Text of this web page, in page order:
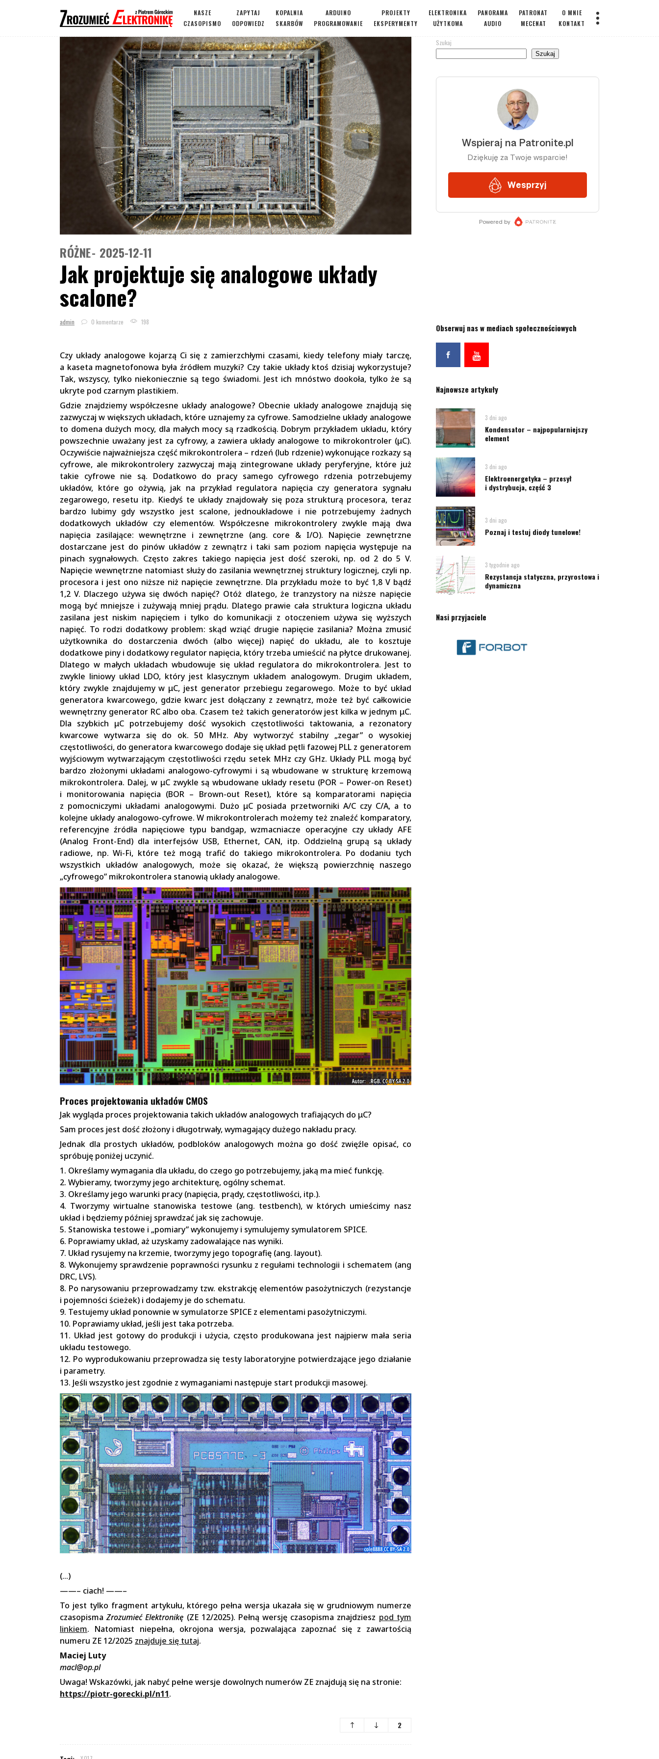
NASZE
CZASOPISMO
ZAPYTAJ
ODPOWIEDZ
KOPALNIA
SKARBÓW
ARDUINO
PROGRAMOWANIE
PROJEKTY
EKSPERYMENTY
ELEKTRONIKA
UŻYTKOWA
PANORAMA
AUDIO
PATRONAT
MECENAT
O MNIE
KONTAKT
RÓŻNE 2025-12-11
Jak projektuje się analogowe układy
scalone?
admin 0 komentarze 198
Czy układy analogowe kojarzą Ci się z zamierzchłymi czasami, kiedy telefony miały tarczę,
a kaseta magnetofonowa była źródłem muzyki? Czy takie układy ktoś dzisiaj wykorzystuje?
Tak, wszyscy, tylko niekoniecznie są tego świadomi. Jest ich mnóstwo dookoła, tylko że są
ukryte pod czarnym plastikiem.
Gdzie znajdziemy współczesne układy analogowe? Obecnie układy analogowe znajdują się
zazwyczaj w większych układach, które uznajemy za cyfrowe. Samodzielne układy analogowe
to domena dużych mocy, dla małych mocy są rzadkością. Dobrym przykładem układu, który
powszechnie uważany jest za cyfrowy, a zawiera układy analogowe to mikrokontroler (μC).
Oczywiście najważniejsza część mikrokontrolera – rdzeń (lub rdzenie) wykonujące rozkazy są
cyfrowe, ale mikrokontrolery zazwyczaj mają zintegrowane układy peryferyjne, które już
takie cyfrowe nie są. Dodatkowo do pracy samego cyfrowego rdzenia potrzebujemy
układów, które go ożywią, jak na przykład regulatora napięcia czy generatora sygnału
zegarowego, resetu itp. Kiedyś te układy znajdowały się poza strukturą procesora, teraz
bardzo lubimy gdy wszystko jest scalone, jednoukładowe i nie potrzebujemy żadnych
dodatkowych układów czy elementów. Współczesne mikrokontrolery zwykle mają dwa
napięcia zasilające: wewnętrzne i zewnętrzne (ang. core & I/O). Napięcie zewnętrzne
dostarczane jest do pinów układów z zewnątrz i taki sam poziom napięcia występuje na
pinach sygnałowych. Często zakres takiego napięcia jest dość szeroki, np. od 2 do 5 V.
Napięcie wewnętrzne natomiast służy do zasilania wewnętrznej struktury logicznej, czyli np.
procesora i jest ono niższe niż napięcie zewnętrzne. Dla przykładu może to być 1,8 V bądź
1,2 V. Dlaczego używa się dwóch napięć? Otóż dlatego, że tranzystory na niższe napięcie
mogą być mniejsze i zużywają mniej prądu. Dlatego prawie cała struktura logiczna układu
zasilana jest niskim napięciem i tylko do komunikacji z otoczeniem używa się wyższych
napięć. To rodzi dodatkowy problem: skąd wziąć drugie napięcie zasilania? Można zmusić
użytkownika do dostarczenia dwóch (albo więcej) napięć do układu, ale to kosztuje
dodatkowe piny i dodatkowy regulator napięcia, który trzeba umieścić na płytce drukowanej.
Dlatego w małych układach wbudowuje się układ regulatora do mikrokontrolera. Jest to
zwykle liniowy układ LDO, który jest klasycznym układem analogowym. Drugim układem,
który zwykle znajdujemy w μC, jest generator przebiegu zegarowego. Może to być układ
generatora kwarcowego, gdzie kwarc jest dołączany z zewnątrz, może też być całkowicie
wewnętrzny generator RC albo oba. Czasem też takich generatorów jest kilka w jednym μC.
Dla szybkich μC potrzebujemy dość wysokich częstotliwości taktowania, a rezonatory
kwarcowe wytwarza się do ok. 50 MHz. Aby wytworzyć stabilny „zegar” o wysokiej
częstotliwości, do generatora kwarcowego dodaje się układ pętli fazowej PLL z generatorem
wyjściowym wytwarzającym częstotliwości rzędu setek MHz czy GHz. Układy PLL mogą być
bardzo złożonymi układami analogowo-cyfrowymi i są wbudowane w strukturę krzemową
mikrokontrolera. Dalej, w μC zwykle są wbudowane układy resetu (POR – Power-on Reset)
i monitorowania napięcia (BOR – Brown-out Reset), które są komparatorami napięcia
z pomocniczymi układami analogowymi. Dużo μC posiada przetworniki A/C czy C/A, a to
kolejne układy analogowo-cyfrowe. W mikrokontrolerach możemy też znaleźć komparatory,
referencyjne źródła napięciowe typu bandgap, wzmacniacze operacyjne czy układy AFE
(Analog Front-End) dla interfejsów USB, Ethernet, CAN, itp. Oddzielną grupą są układy
radiowe, np. Wi-Fi, które też mogą trafić do takiego mikrokontrolera. Po dodaniu tych
wszystkich układów analogowych, może się okazać, że większą powierzchnię naszego
„cyfrowego” mikrokontrolera stanowią układy analogowe.
Proces projektowania układów CMOS
Jak wygląda proces projektowania takich układów analogowych trafiających do μC?
Sam proces jest dość złożony i długotrwały, wymagający dużego nakładu pracy.
Jednak dla prostych układów, podbloków analogowych można go dość zwięźle opisać, co
spróbuję poniżej uczynić.
1. Określamy wymagania dla układu, do czego go potrzebujemy, jaką ma mieć funkcję.
2. Wybieramy, tworzymy jego architekturę, ogólny schemat.
3. Określamy jego warunki pracy (napięcia, prądy, częstotliwości, itp.).
4. Tworzymy wirtualne stanowiska testowe (ang. testbench), w których umieścimy nasz
układ i będziemy później sprawdzać jak się zachowuje.
5. Stanowiska testowe i „pomiary” wykonujemy i symulujemy symulatorem SPICE.
6. Poprawiamy układ, aż uzyskamy zadowalające nas wyniki.
7. Układ rysujemy na krzemie, tworzymy jego topografię (ang. layout).
8. Wykonujemy sprawdzenie poprawności rysunku z regułami technologii i schematem (ang
DRC, LVS).
8. Po narysowaniu przeprowadzamy tzw. ekstrakcję elementów pasożytniczych (rezystancje
i pojemności ścieżek) i dodajemy je do schematu.
9. Testujemy układ ponownie w symulatorze SPICE z elementami pasożytniczymi.
10. Poprawiamy układ, jeśli jest taka potrzeba.
11. Układ jest gotowy do produkcji i użycia, często produkowana jest najpierw mała seria
układu testowego.
12. Po wyprodukowaniu przeprowadza się testy laboratoryjne potwierdzające jego działanie
i parametry.
13. Jeśli wszystko jest zgodnie z wymaganiami następuje start produkcji masowej.
(…)
——– ciach! ——–
To jest tylko fragment artykułu, którego pełna wersja ukazała się w grudniowym numerze
czasopismaZrozumieć Elektronikę (ZE 12/2025). Pełną wersję czasopisma znajdziesz pod tym
linkiem. Natomiast niepełna, okrojona wersja, pozwalająca zapoznać się z zawartością
numeru ZE 12/2025 znajduje się tutaj.
Maciej Luty
macl@op.pl
Uwaga! Wskazówki, jak nabyć pełne wersje dowolnych numerów ZE znajdują się na stronie:
https://piotr-gorecki.pl/n11.
2
Szukaj
Szukaj
Obserwuj nas w mediach społecznościowych
Najnowsze artykuły
3 dni ago
Kondensator – najpopularniejszy
element
3 dni ago
Elektroenergetyka – przesył
i dystrybucja, część 3
3 dni ago
Poznaj i testuj diody tunelowe!
3 tygodnie ago
Rezystancja statyczna, przyrostowa i
dynamiczna
Nasi przyjaciele